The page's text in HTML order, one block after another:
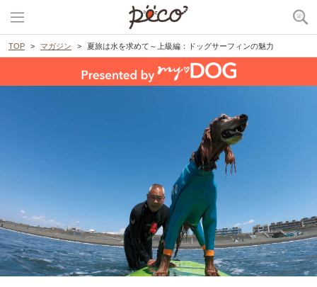
TOP マガジン 夏旅は水を求めて～上級編：ドッグサーフィンの魅力